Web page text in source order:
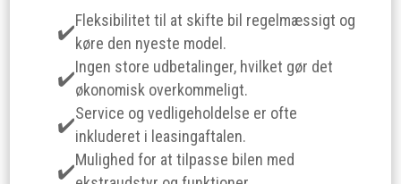
Fleksibilitet til at skifte bil regelmæssigt og
køre den nyeste model.
Ingen store udbetalinger, hvilket gør det
økonomisk overkommeligt.
Service og vedligeholdelse er ofte
inkluderet i leasingaftalen.
Mulighed for at tilpasse bilen med